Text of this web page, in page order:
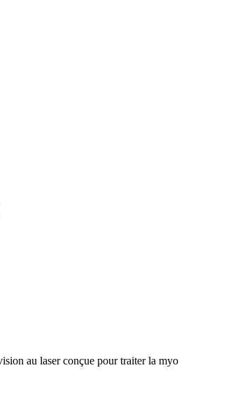
au laser conçue pour traiter la myo